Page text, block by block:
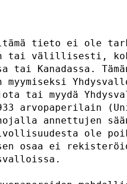
tieto ei
tai välillisesti,
tai Kanadassa.
myymiseksi
tai myydä
arvopaperilain
annettujen
ole
osaa ei